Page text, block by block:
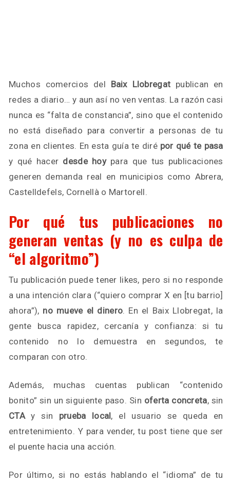
Muchos comercios del Baix Llobregat publican en
redes a diario… y aun así no ven ventas. La razón casi
nunca es “falta de constancia”, sino que el contenido
no está diseñado para convertir a personas de tu
zona en clientes. En esta guía te diré por qué te pasa
y qué hacer desde hoypara que tus publicaciones
generen demanda real en municipios como Abrera,
Castelldefels, Cornellà o Martorell.
Por qué tus publicaciones no
generan ventas (y no es culpa de
“el algoritmo”)
Tu publicación puede tener likes, pero si no responde
a una intención clara (“quiero comprar X en [tu barrio]
ahora”), no mueve el dinero. En el Baix Llobregat, la
gente busca rapidez, cercanía y confianza: si tu
contenido no lo demuestra en segundos, te
comparan con otro.
Además, muchas cuentas publican “contenido
bonito” sin un siguiente paso. Sin oferta concreta, sin
CTAy sin prueba local, el usuario se queda en
entretenimiento. Y para vender, tu post tiene que ser
el puente hacia una acción.
Por último, si no estás hablando el “idioma” de tu